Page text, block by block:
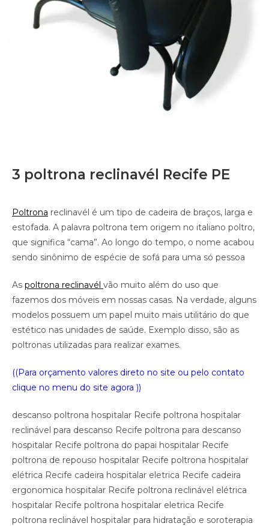
3 poltrona reclinavél Recife PE
Poltrona reclinavél é um tipo de cadeira de braços, larga e
estofada. A palavra poltrona tem origem no italiano poltro,
que significa “cama”. Ao longo do tempo, o nome acabou
sendo sinônimo de espécie de sofá para uma só pessoa
As poltrona reclinavél vão muito além do uso que
fazemos dos móveis em nossas casas. Na verdade, alguns
modelos possuem um papel muito mais utilitário do que
estético nas unidades de saúde. Exemplo disso, são as
poltronas utilizadas para realizar exames.
((Para orçamento valores direto no site ou pelo contato
clique no menu do site agora ))
descanso poltrona hospitalar Recife poltrona hospitalar
reclinável para descanso Recife poltrona para descanso
hospitalar Recife poltrona do papai hospitalar Recife
poltrona de repouso hospitalar Recife poltrona hospitalar
elétrica Recife cadeira hospitalar eletrica Recife cadeira
ergonomica hospitalar Recife poltrona reclinável elétrica
hospitalar Recife poltrona hospitalar eletrica Recife
poltrona reclinável hospitalar para hidratação e soroterapia